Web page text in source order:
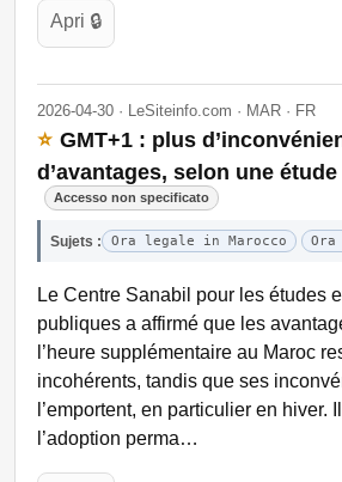
Apri 🔒
2026-04-30 · LeSiteinfo.com · MAR · FR
⭐ GMT+1 : plus
d’avantages, selon une étude
Accesso non specificato
Sujets : Ora legale in Marocco
Le Centre Sanabil pour les études
publiques a affirmé que les
l’heure supplémentaire au Maroc
incohérents, tandis que ses
l’emportent, en particulier en hiver.
l’adoption perma…